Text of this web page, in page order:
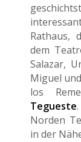
Rathaus,
dem
Salazar,
Miguel
los
Tegueste
Norden
in der